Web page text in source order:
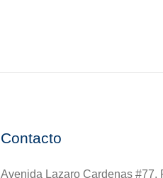
Contacto
Avenida Lazaro Cardenas #77,